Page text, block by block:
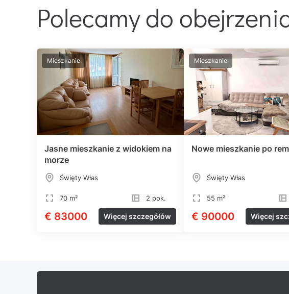
Polecamy do
Mieszkanie
Jasne mieszkanie z widokiem na
morze
Święty Włas
70 m² 2 pok.
€ 83000 Więcej szczegółów
Mieszkanie
Nowe mieszkanie po
Święty Włas
55 m²
€ 90000 Więcej